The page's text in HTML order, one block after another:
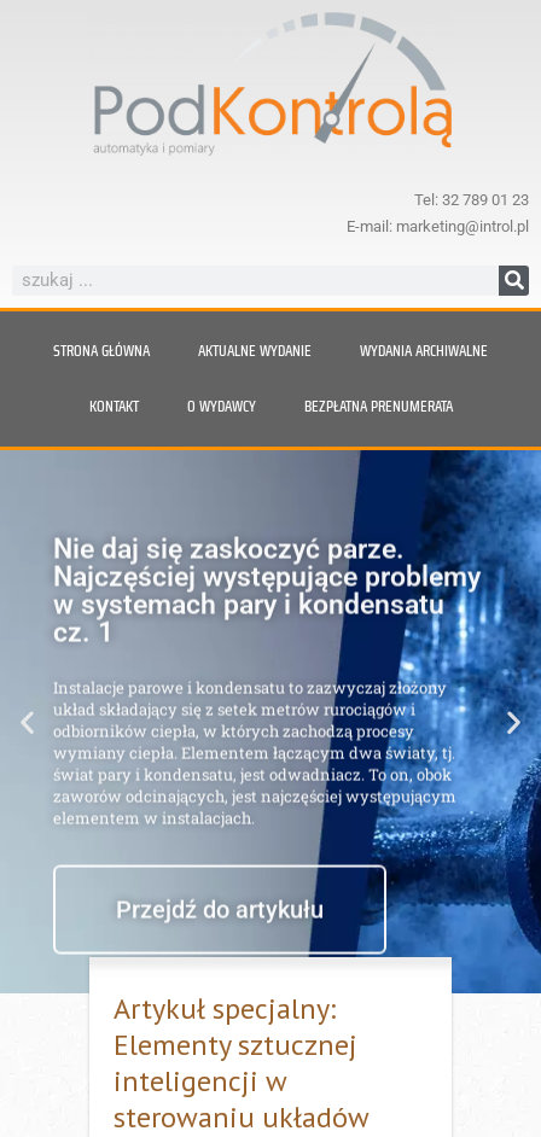
Tel: 32 789 01 23
E-mail: marketing@introl.pl
STRONA GŁÓWNA AKTUALNE WYDANIE WYDANIA ARCHIWALNE
KONTAKT O WYDAWCY BEZPŁATNA PRENUMERATA
Nie daj się zaskoczyć parze.
Najczęściej występujące problemy
w systemach pary i kondensatu
cz. 1
Instalacje parowe i kondensatu to zazwyczaj złożony
układ składający się z setek metrów rurociągów i
odbiorników ciepła, w których zachodzą procesy
wymiany ciepła. Elementem łączącym dwa światy, tj.
świat pary i kondensatu, jest odwadniacz. To on, obok
zaworów odcinających, jest najczęściej występującym
elementem w instalacjach.
Przejdź do artykułu
Artykuł specjalny:
Elementy sztucznej
inteligencji w
sterowaniu układów